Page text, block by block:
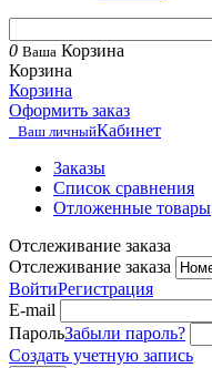
0 Ваша Корзина
Корзина
Корзина
Оформить заказ
Ваш личныйКабинет
Заказы
Список сравнения
Отложенные товары
Отслеживание заказа
Отслеживание заказа
ВойтиРегистрация
E-mail
ПарольЗабыли пароль?
Создать учетную запись